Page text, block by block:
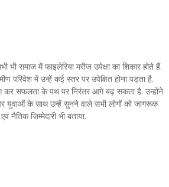
समाज में फाइलेरिया मरीज उपेक्षा का शिकार होते हैं.
परिवेश में उन्हें कई स्तर पर उपेक्षित होना पड़ता है.
कर सफलता के पथ पर निरंतर आगे बढ़ सकता है. उन्होंने
पर युवाओं के साथ उन्हें सुनने वाले सभी लोगों को जागरूक
नैतिक जिम्मेदारी भी बताया.